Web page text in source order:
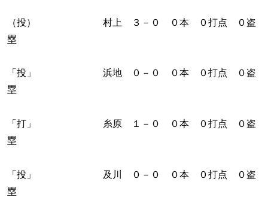
（投） 村上 ３－０ ０本 ０打点 ０盗
塁
「投」 浜地 ０－０ ０本 ０打点 ０盗
塁
「打」 糸原 １－０ ０本 ０打点 ０盗
塁
「投」 及川 ０－０ ０本 ０打点 ０盗
塁